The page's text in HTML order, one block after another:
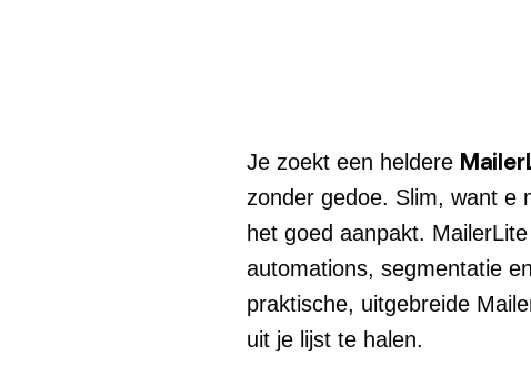
Je zoekt een heldere
zonder gedoe. Slim, want e
het goed aanpakt.
automations, segmentatie
praktische, uitgebreide
uit je lijst te halen.